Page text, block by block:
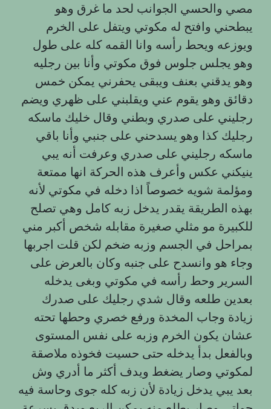
مصي والحسي الجوانب لحد ما غرق وهو
يبطحني وافتح له مكوتي ويتفل على الخرم
ويوزعه ويحط رأسه وانا القمه كله على طول
وهو يجلس جلوس فوق مكوتي وأنا بين رجليه
وهو يدقني بعنف ويبقى يحفرني يمكن خمس
دقائق وهو يقوم عني ويقلبني على ظهري ويضم
رجليني على صدري وبطني وقال خليك ماسكه
رجليك كذا وهو يسدحني على جنبي وأنا باقي
ماسكه رجليني على صدري وعرفت أنه يبي
ينيكني عكس وأعرف هذه الحركة انها ممتعة
ومؤلمة شويه خصوصاً اذا دخله في مكوتي لأنه
بهذه الطريقة يقدر يدخل زبه كامل وهي تصلح
للكبيرة مو مثلي صغيرة مقابله شخص أكبر مني
بمراحل في الجسم وزبه ضخم لكن قلت اجربها
وجاء هو وانسدح على جنبه وكان بالعرض على
السرير وحط رأسه في مكوتي وبغى يدخله
بعدين طلعه وقال شدي رجليك على صدرك
زيادة وجاب المخدة ورفع خصري وحطها تحته
عشان يكون الخرم وزبه على نفس المستوى
وبالفعل بدأ يدخله حتى حسيت فخوذه ملاصقة
لمكوتي وصار يضغط ويدف أكثر ما أدري وش
بعد يبي يدخل زيادة لأن زبه كله جوی وحاسة فيه